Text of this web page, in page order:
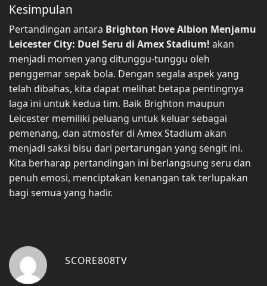
Kesimpulan
Pertandingan antara Brighton Hove Albion Menjamu
Leicester City: Duel Seru di Amex Stadium! akan
menjadi momen yang ditunggu-tunggu oleh
penggemar sepak bola. Dengan segala aspek yang
telah dibahas, kita dapat melihat betapa pentingnya
laga ini untuk kedua tim. Baik Brighton maupun
Leicester memiliki peluang untuk keluar sebagai
pemenang, dan atmosfer di Amex Stadium akan
menjadi saksi bisu dari pertarungan yang sengit ini.
Kita berharap pertandingan ini berlangsung seru dan
penuh emosi, menciptakan kenangan tak terlupakan
bagi semua yang hadir.
SCORE808TV